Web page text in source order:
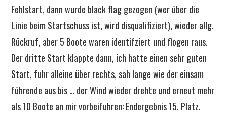
Fehlstart, dann wurde black flag gezogen (wer über die
Linie beim Startschuss ist, wird disqualifiziert), wieder allg.
Rückruf, aber 5 Boote waren identifziert und flogen raus.
Der dritte Start klappte dann, ich hatte einen sehr guten
Start, fuhr alleine über rechts, sah lange wie der einsam
führende aus bis … der Wind wieder drehte und erneut mehr
als 10 Boote an mir vorbeifuhren: Endergebnis 15. Platz.